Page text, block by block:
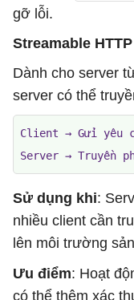
gỡ lỗi.
Streamable HTTP
Dành cho server
server có thể
Client → Gửi yêu
Server → Truyền
Sử dụng khi:
nhiều client cần
lên môi trường
Ưu điểm: Hoạt
có thể thêm xác